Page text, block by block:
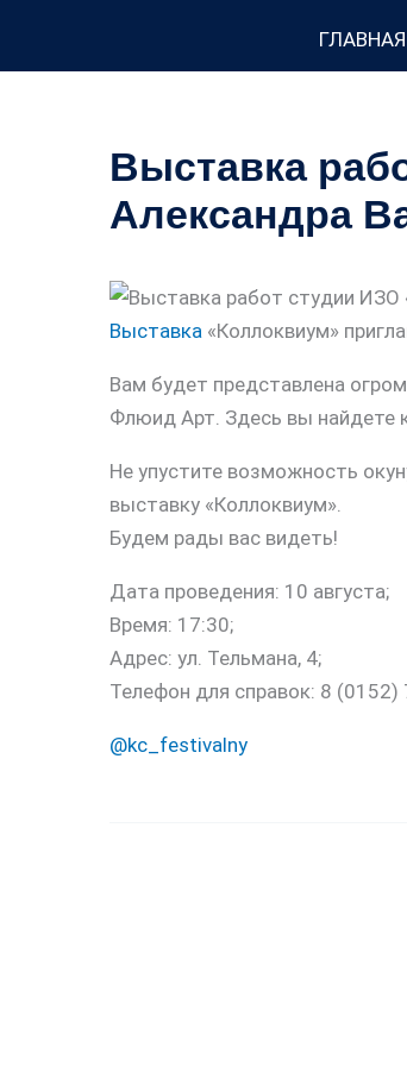
ГЛАВНАЯ
Выставка
Александра
Выставка «Коллоквиум»
Вам будет представлена
Флюид Арт. Здесь вы найдете
Не упустите возможность
выставку «Коллоквиум».
Будем рады вас видеть!
Дата проведения: 10 августа;
Время: 17:30;
Адрес: ул. Тельмана, 4;
Телефон для справок: 8 (0152)
@kc_festivalny